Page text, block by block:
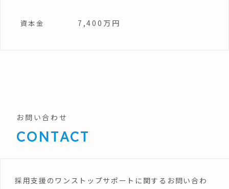
資本金 7,400万円
お問い合わせ
CONTACT
採用支援のワンストップサポートに関するお問い合わ